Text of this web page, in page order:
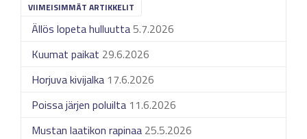
VIIMEISIMMÄT ARTIKKELIT
Ällös lopeta hulluutta5.7.2026
Kuumat paikat 29.6.2026
Horjuva kivijalka 17.6.2026
Poissa järjen poluilta 11.6.2026
Mustan laatikon rapinaa 25.5.2026